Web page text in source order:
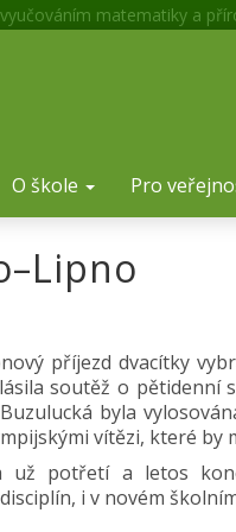
matematiky a
O škole Pro
příjezd dvacítky
soutěž o
byla
vítězi, které
už potřetí a letos
i v novém